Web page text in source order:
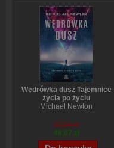
Wędrówka dusz Tajemnice
życia po życiu
Michael Newton
59,84 zł
48,07 zł